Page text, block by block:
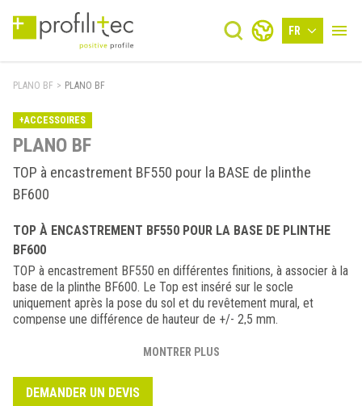
FR
PLANO BF > PLANO BF
+ACCESSOIRES
PLANO BF
TOP à encastrement BF550 pour la BASE de plinthe
BF600
TOP À ENCASTREMENT BF550 POUR LA BASE DE PLINTHE
BF600
TOP à encastrement BF550 en différentes finitions, à associer à la
base de la plinthe BF600. Le Top est inséré sur le socle
uniquement après la pose du sol et du revêtement mural, et
compense une différence de hauteur de +/- 2,5 mm.
MONTRER PLUS
DEMANDER UN DEVIS